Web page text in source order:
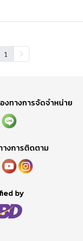
1
งทางการจัดจำหน่าย
างการติดตาม
by